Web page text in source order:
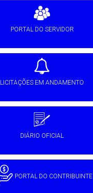
PORTAL DO SERVIDOR
LICITAÇÕES EM ANDAMENTO
DIÁRIO OFICIAL
PORTAL DO CONTRIBUINTE